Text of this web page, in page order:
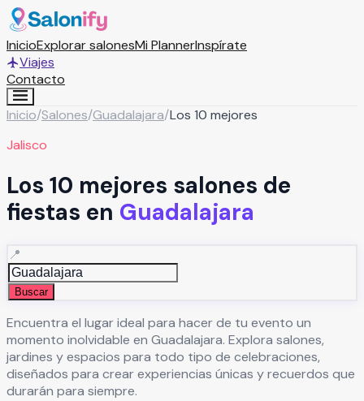
InicioExplorar salonesMi PlannerInspírate
Viajes
Contacto
Inicio/Salones/Guadalajara/Los 10 mejores
Jalisco
Los 10 mejores salones de
fiestas en Guadalajara
📍
Buscar
Encuentra el lugar ideal para hacer de tu evento un
momento inolvidable en Guadalajara. Explora salones,
jardines y espacios para todo tipo de celebraciones,
diseñados para crear experiencias únicas y recuerdos que
durarán para siempre.